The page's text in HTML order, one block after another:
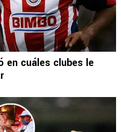
en cuáles clubes le